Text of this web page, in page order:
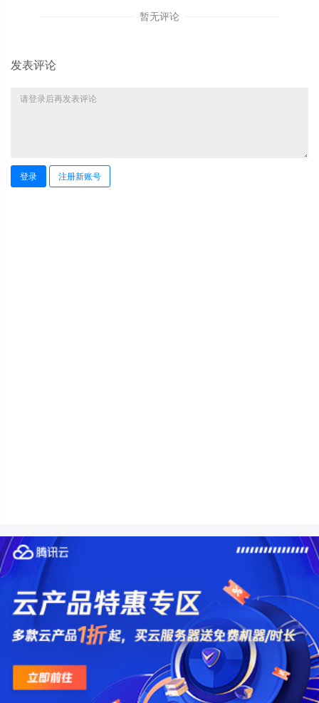
暂无评论
发表评论
登录 注册新账号